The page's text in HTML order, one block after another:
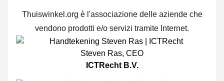
Thuiswinkel.org è l'associazione delle aziende che
vendono prodotti e/o servizi tramite Internet.
Steven Ras, CEO
ICTRecht B.V.